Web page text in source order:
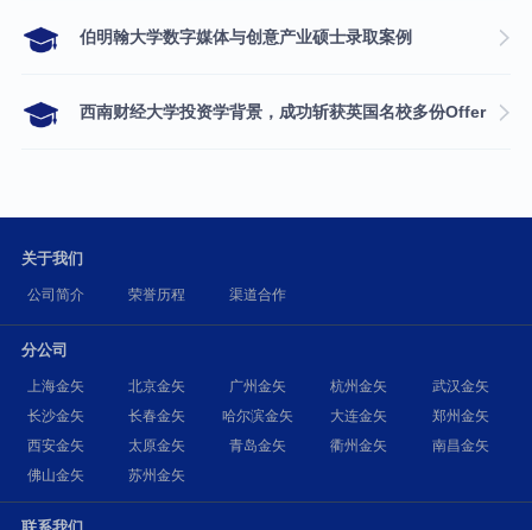
伯明翰大学数字媒体与创意产业硕士录取案例
西南财经大学投资学背景，成功斩获英国名校多份Offer
关于我们
公司简介 荣誉历程 渠道合作
分公司
上海金矢 北京金矢 广州金矢 杭州金矢
武汉金矢
长沙金矢
长春金矢 哈尔滨金矢 大连金矢
郑州金矢
西安金矢
太原金矢 青岛金矢 衢州金矢
南昌金矢
佛山金矢
苏州金矢